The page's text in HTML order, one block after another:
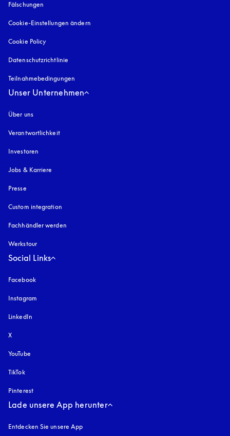
Fälschungen
Cookie-Einstellungen ändern
Cookie Policy
Datenschutzrichtlinie
Teilnahmebedingungen
Unser Unternehmen
Über uns
Verantwortlichkeit
Investoren
Jobs & Karriere
Presse
Custom integration
Fachhändler werden
Werkstour
Social Links
Facebook
Instagram
LinkedIn
X
YouTube
TikTok
Pinterest
Lade unsere App herunter
Entdecken Sie unsere App